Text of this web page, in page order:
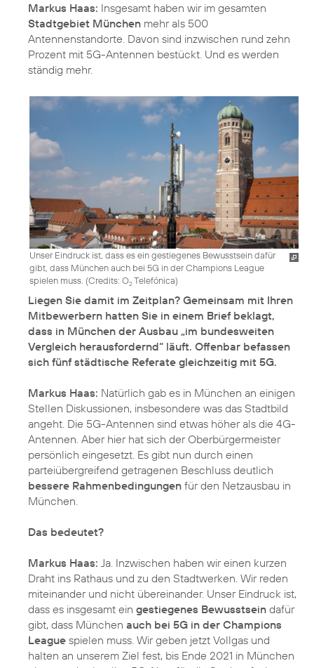
Markus Haas: Insgesamt haben wir im gesamten
Stadtgebiet München mehr als 500
Antennenstandorte. Davon sind inzwischen rund zehn
Prozent mit 5G-Antennen bestückt. Und es werden
ständig mehr.
Unser Eindruck ist, dass es ein gestiegenes Bewusstsein dafür
gibt, dass München auch bei 5G in der Champions League
spielen muss. (Credits: O2Telefónica)
Liegen Sie damit im Zeitplan? Gemeinsam mit Ihren
Mitbewerbern hatten Sie in einem Brief beklagt,
dass in München der Ausbau „im bundesweiten
Vergleich herausfordernd“ läuft. Offenbar befassen
sich fünf städtische Referate gleichzeitig mit 5G.
Markus Haas: Natürlich gab es in München an einigen
Stellen Diskussionen, insbesondere was das Stadtbild
angeht. Die 5G-Antennen sind etwas höher als die 4G-
Antennen. Aber hier hat sich der Oberbürgermeister
persönlich eingesetzt. Es gibt nun durch einen
parteiübergreifend getragenen Beschluss deutlich
bessere Rahmenbedingungen für den Netzausbau in
München.
Das bedeutet?
Markus Haas: Ja. Inzwischen haben wir einen kurzen
Draht ins Rathaus und zu den Stadtwerken. Wir reden
miteinander und nicht übereinander. Unser Eindruck ist,
dass es insgesamt ein gestiegenes Bewusstsein dafür
gibt, dass München auch bei 5G in der Champions
League spielen muss. Wir geben jetzt Vollgas und
halten an unserem Ziel fest, bis Ende 2021 in München